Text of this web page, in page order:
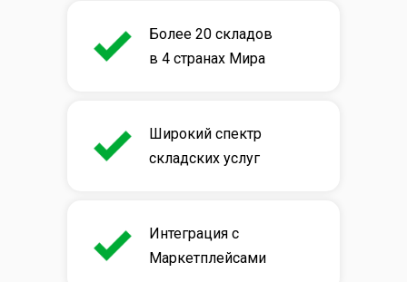
Более 20 складов
в 4 странах Мира
Широкий спектр
складских услуг
Интеграция с
Маркетплейсами